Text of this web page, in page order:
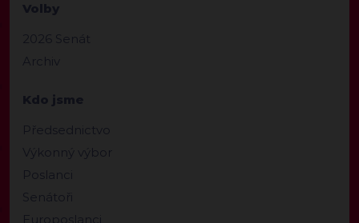
Volby
2026 Senát
Archiv
Kdo jsme
Předsednictvo
Výkonný výbor
Poslanci
Senátoři
Europoslanci